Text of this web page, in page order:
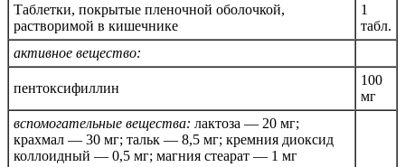
Таблетки, покрытые пленочной оболочкой,
растворимой в кишечнике
1
табл.
активное вещество:
пентоксифиллин
100
мг
вспомогательные вещества: лактоза — 20 мг;
крахмал — 30 мг; тальк — 8,5 мг; кремния диоксид
коллоидный — 0,5 мг; магния стеарат — 1 мг